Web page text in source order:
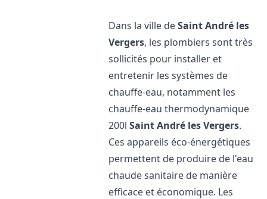
Dans la ville deSaint André les
Vergers, les plombiers sont très
sollicités pour installer et
entretenir les systèmes de
chauffe-eau, notamment les
chauffe-eau thermodynamique
200lSaint André les Vergers.
Ces appareils éco-énergétiques
permettent de produire de l'eau
chaude sanitaire de manière
efficace et économique. Les